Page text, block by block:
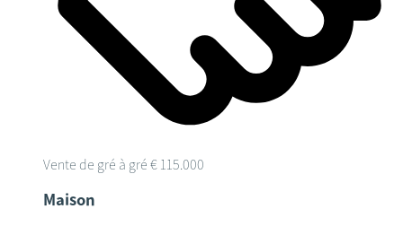
Vente de gré à gré € 115.000
Maison